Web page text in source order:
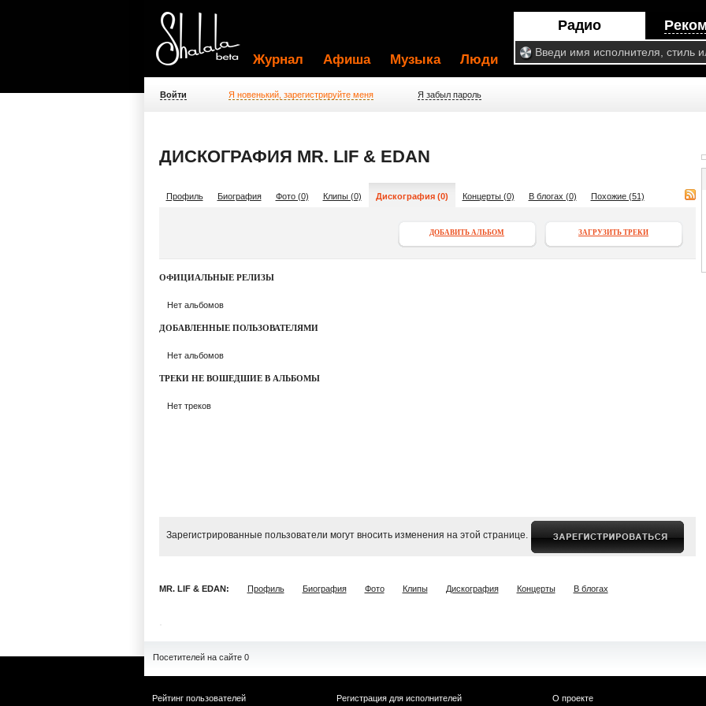
Радио
Журнал Афиша Музыка Люди
Войти Я новенький, зарегистрируйте меня Я забыл пароль
ДИСКОГРАФИЯ MR. LIF & EDAN
Профиль Биография Фото (0) Клипы (0) Дискография (0) Концерты (0) В блогах (0) Похожие (51)
ЗАГРУЗИТЬ ТРЕКИ
ДОБАВИТЬ АЛЬБОМ
ОФИЦИАЛЬНЫЕ РЕЛИЗЫ
Нет альбомов
ДОБАВЛЕННЫЕ ПОЛЬЗОВАТЕЛЯМИ
Нет альбомов
ТРЕКИ НЕ ВОШЕДШИЕ В АЛЬБОМЫ
Нет треков
Зарегистрированные пользователи могут вносить изменения на этой странице.
MR. LIF & EDAN: Профиль Биография Фото Клипы Дискография Концерты В блогах
Посетителей на сайте 0
Рейтинг пользователей
Регистрация для исполнителей
О проекте